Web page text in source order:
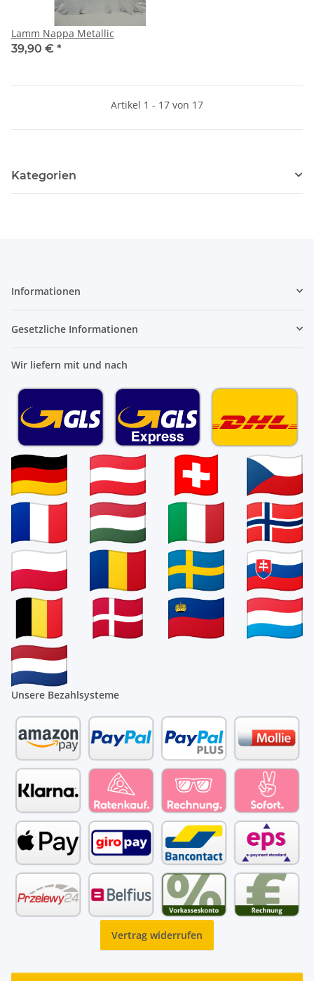
Lamm Nappa Metallic
39,90 € *
Artikel 1 - 17 von 17
Kategorien
Informationen
Gesetzliche Informationen
Wir liefern mit und nach
Unsere Bezahlsysteme
Vertrag widerrufen